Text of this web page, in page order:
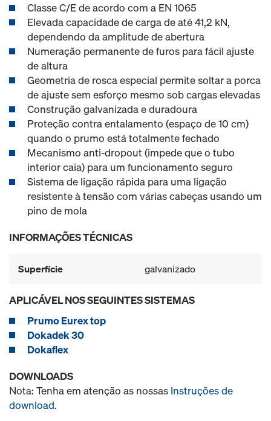
Classe C/E de acordo com a EN 1065
Elevada capacidade de carga de até 41,2 kN,
dependendo da amplitude de abertura
Numeração permanente de furos para fácil ajuste
de altura
Geometria de rosca especial permite soltar a porca
de ajuste sem esforço mesmo sob cargas elevadas
Construção galvanizada e duradoura
Proteção contra entalamento (espaço de 10 cm)
quando o prumo está totalmente fechado
Mecanismo anti-dropout (impede que o tubo
interior caia) para um funcionamento seguro
Sistema de ligação rápida para uma ligação
resistente à tensão com várias cabeças usando um
pino de mola
INFORMAÇÕES TÉCNICAS
Superfície galvanizado
APLICÁVEL NOS SEGUINTES SISTEMAS
Prumo Eurex top
Dokadek 30
Dokaflex
DOWNLOADS
Nota: Tenha em atenção as nossas Instruções de
download.